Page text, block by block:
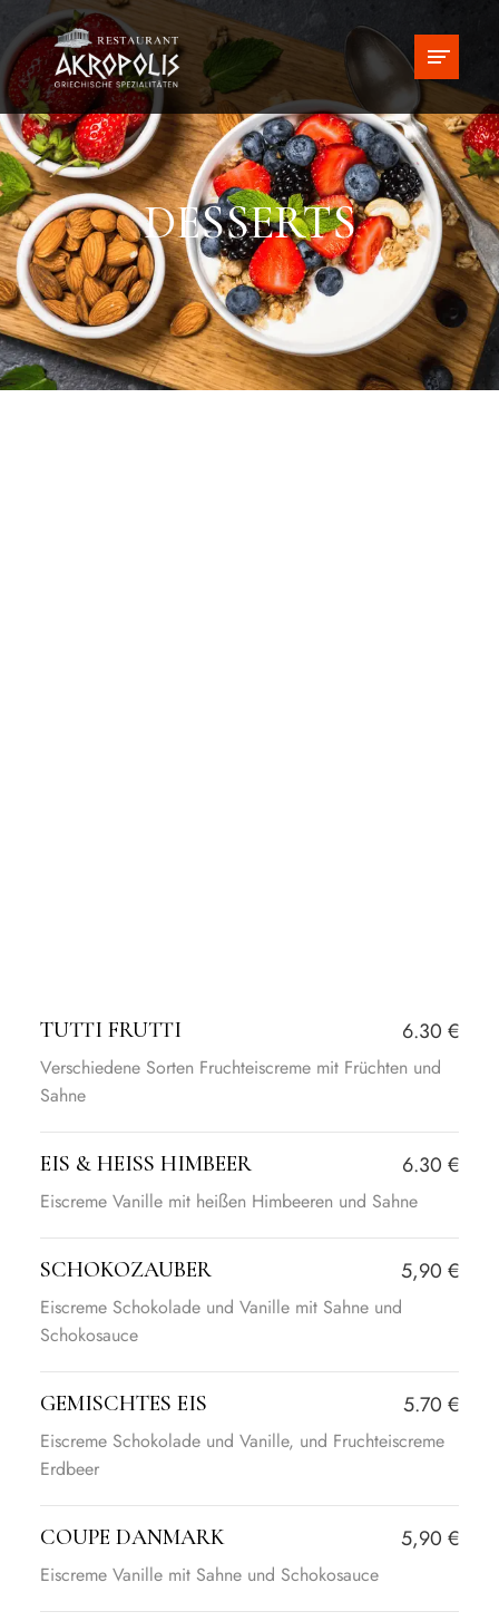
DESSERTS
TUTTI FRUTTI 6.30 €
Verschiedene Sorten Fruchteiscreme mit Früchten und
Sahne
EIS & HEISS HIMBEER 6.30 €
Eiscreme Vanille mit heißen Himbeeren und Sahne
SCHOKOZAUBER 5,90 €
Eiscreme Schokolade und Vanille mit Sahne und
Schokosauce
GEMISCHTES EIS 5.70 €
Eiscreme Schokolade und Vanille, und Fruchteiscreme
Erdbeer
COUPE DANMARK 5,90 €
Eiscreme Vanille mit Sahne und Schokosauce